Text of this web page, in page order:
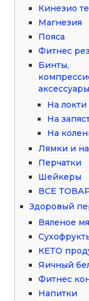
Кинезио
Магнезия
Пояса
Фитнес
Бинты,
аксессуары
На локти
На
На
Лямки и
Перчатки
Шейкеры
ВСЕ
Здоровый
Вяленое
КЕТО
Яичный
Фитнес
Напитки